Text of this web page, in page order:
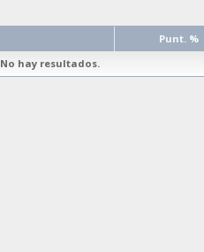
Punt. %
No hay resultados.